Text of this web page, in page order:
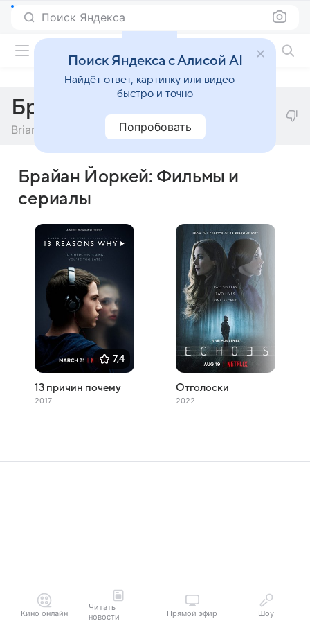
Поиск Яндекса
Брайан Йоркей
Brian Yorkey
Брайан Йоркей: Фильмы и
сериалы
7,4
13 причин почему
2017
Отголоски
2022
Кино онлайн
Читать
новости
Прямой эфир Шоу
Поиск Яндекса с Алисой AI
Найдёт ответ, картинку или видео —
быстро и точно
Попробовать